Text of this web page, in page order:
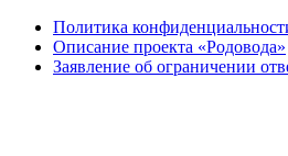
Политика
Описание проекта «Родовода»
Заявление об ограничении